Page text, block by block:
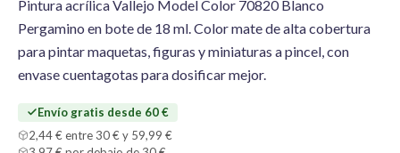
Model
Color
cantidad
Pintura acrílica Vallejo Model Color 70820 Blanco
Pergamino en bote de 18 ml. Color mate de alta cobertura
para pintar maquetas, figuras y miniaturas a pincel, con
envase cuentagotas para dosificar mejor.
Envío gratis desde 60 €
2,44 € entre 30 € y 59,99 €